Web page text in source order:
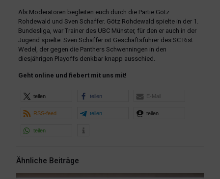
Als Moderatoren begleiten euch durch die Partie Götz
Rohdewald und Sven Schaffer. Götz Rohdewald spielte in der 1.
Bundesliga, war Trainer des UBC Münster, für den er auch in der
Jugend spielte. Sven Schaffer ist Geschäftsführer des SC Rist
Wedel, der gegen die Panthers Schwenningen in den
diesjährigen Playoffs denkbar knapp ausschied.
Geht online und fiebert mit uns mit!
teilen teilen E-Mail
RSS-feed teilen teilen
teilen
Ähnliche Beiträge